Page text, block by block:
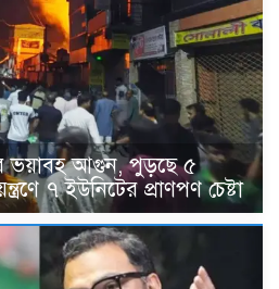
ভয়াবহ আগুন, পুড়ছে ৫
৭ ইউনিটের প্রাণপণ চেষ্টা